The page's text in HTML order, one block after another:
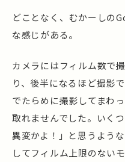
どことなく、むかーしの
な感じがある。
カメラにはフィルム数で
り、後半になるほど撮影
でたらめに撮影してまわ
取れませんでした。いく
異変かよ！」と思うよう
してフィルム上限のない